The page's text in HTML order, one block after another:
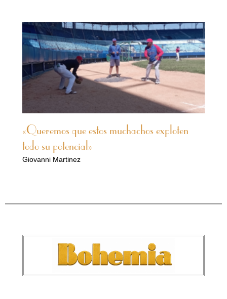
«Queremos que estos muchachos exploten
todo su potencial»
Giovanni Martinez